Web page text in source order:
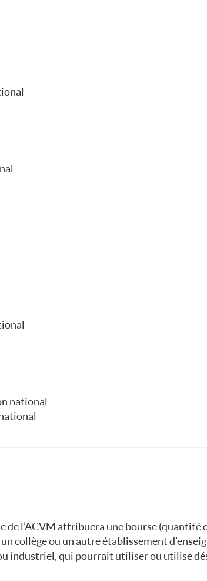
national
de l’ACVM attribuera une bourse
collège ou un autre établissement
industriel, qui pourrait utiliser ou utilise